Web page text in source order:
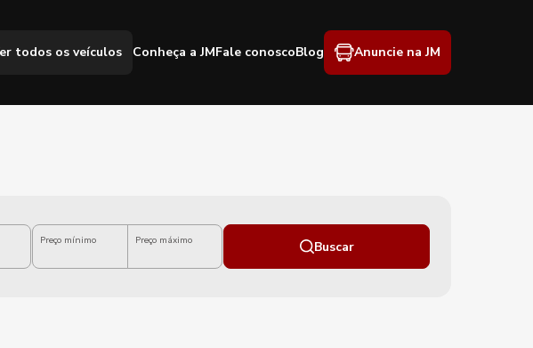
todos os veículos Conheça a JMFale conoscoBlog Anuncie na JM
Preço mínimo Preço máximo Buscar